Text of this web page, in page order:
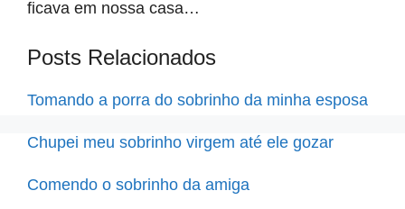
ficava em nossa casa…
Posts Relacionados
Tomando a porra do sobrinho da minha esposa
Chupei meu sobrinho virgem até ele gozar
Comendo o sobrinho da amiga